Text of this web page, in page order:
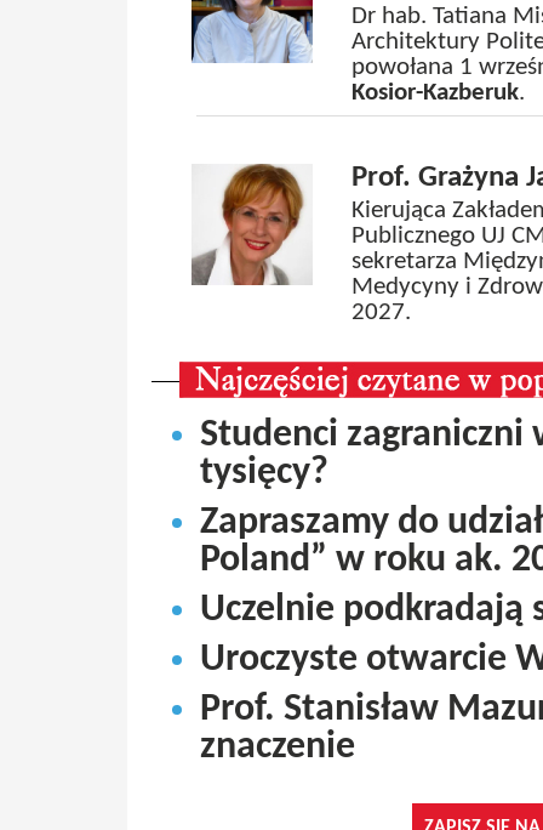
Dr hab. Tatiana
Architektury
powołana 1
Kosior-Kazberuk.
Prof. Grażyna
Kierująca
Publicznego UJ
sekretarza
Medycyny i
2027.
Studenci zagraniczni
tysięcy?
Zapraszamy do
Poland” w roku ak.
Uczelnie podkradają
Uroczyste otwarcie
Prof. Stanisław
znaczenie